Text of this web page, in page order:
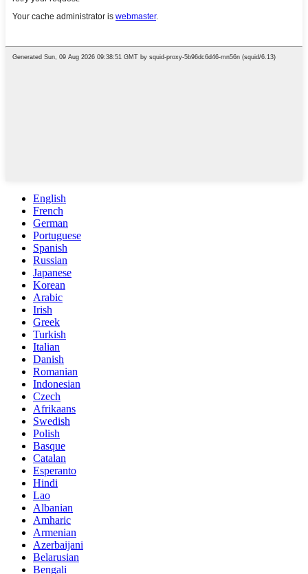
English
French
German
Portuguese
Spanish
Russian
Japanese
Korean
Arabic
Irish
Greek
Turkish
Italian
Danish
Romanian
Indonesian
Czech
Afrikaans
Swedish
Polish
Basque
Catalan
Esperanto
Hindi
Lao
Albanian
Amharic
Armenian
Azerbaijani
Belarusian
Bengali